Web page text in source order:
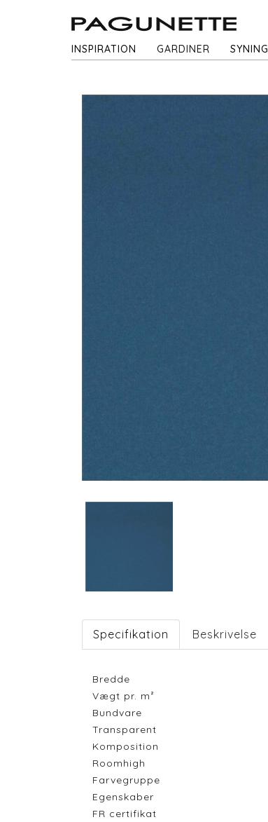
INSPIRATION GARDINER SYNING
Specifikation Beskrivelse
Bredde
Vægt pr. m²
Bundvare
Transparent
Komposition
Roomhigh
Farvegruppe
Egenskaber
FR certifikat